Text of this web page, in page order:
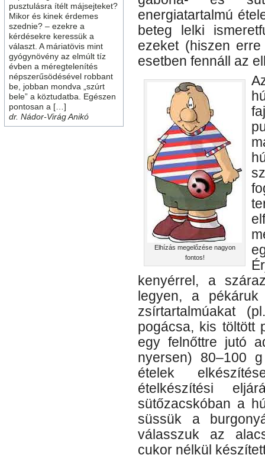
pusztulásra ítélt májsejteket?
Mikor és kinek érdemes
szednie? – ezekre a
kérdésekre keressük a
választ. A máriatövis mint
gyógynövény az elmúlt tíz
évben a méregtelenítés
népszerűsödésével robbant
be, jobban mondva „szúrt
bele” a köztudatba. Egészen
pontosan a […]
dr. Nádor-Virág Anikó
energiatartalmú
beteg lelki
ezeket (hiszen
esetben fennáll az
Elhízás megelőzése nagyon
fontos!
kenyérrel, a
legyen, a
zsírtartalmúakat
pogácsa, kis töltött
egy felnőttre jutó
nyersen) 80–100
ételek
ételkészítési
sütőzacskóban a
süssük a
válasszuk az
cukor nélkül